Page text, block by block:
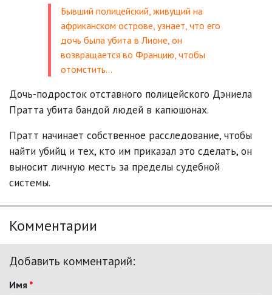
Бывший полицейский, живущий на
африканском острове, узнает, что его
дочь была убита в Лионе, он
возвращается во Францию, чтобы
отомстить…
Дочь-подросток отставного полицейского Дэниела
Пратта убита бандой людей в капюшонах.
Пратт начинает собственное расследование, чтобы
найти убийц и тех, кто им приказал это сделать, он
выносит личную месть за пределы судебной
системы.
Комментарии
Добавить комментарий:
Имя *